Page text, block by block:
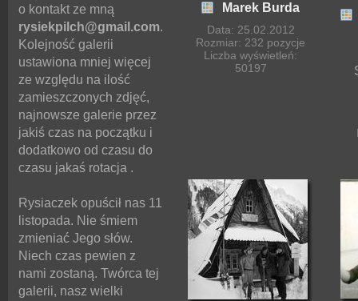
o kontakt ze mną
rysiekpilch@gmail.com.
Kolejność galerii
ustawiona mniej więcej
ze względu na ilość
zamieszczonych zdjęć,
najnowsze galerie przez
jakiś czas na początku i
dodatkowo od czasu do
czasu jakaś rotacja .
Rysiaczek opuścił nas 11
listopada. Nie śmiem
zmieniać Jego słów.
Niech czas pewien z
nami zostaną. Twórca tej
galerii, nasz wielki
Marek Burda
Data: 25.02.2012
Rozmiar: 232 pozycje
Liczba wyświetleń:
50197